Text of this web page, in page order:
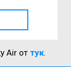
Air от тук.